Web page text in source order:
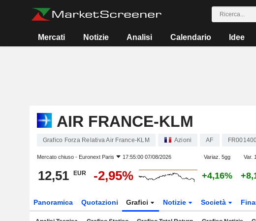
Mercati Notizie Analisi Calendario Idee
AIR FRANCE-KLM
Grafico Forza Relativa Air France-KLM Azioni AF
Mercato chiuso - Euronext Paris 17:55:00 07/08/2026 Variaz. 5gg Var.
12,51 EUR -2,95% +4,16%
Panoramica Quotazioni Grafici Notizie Società